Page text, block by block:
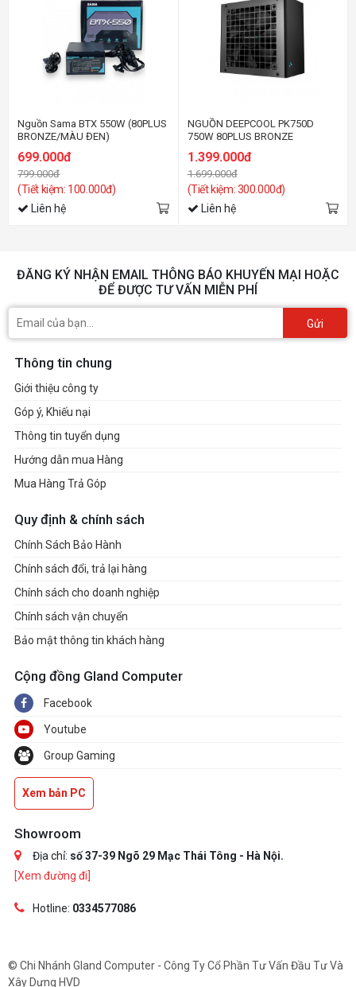
Nguồn Sama BTX 550W (80PLUS
BRONZE/MÀU ĐEN)
699.000đ
799.000đ
(Tiết kiệm: 100.000đ)
Liên hệ
NGUỒN DEEPCOOL PK750D
750W 80PLUS BRONZE
1.399.000đ
1.699.000đ
(Tiết kiệm: 300.000đ)
Liên hệ
ĐĂNG KÝ NHẬN EMAIL THÔNG BÁO KHUYẾN MẠI HOẶC
ĐỂ ĐƯỢC TƯ VẤN MIỄN PHÍ
Gửi
Thông tin chung
Giới thiệu công ty
Góp ý, Khiếu nại
Thông tin tuyển dụng
Hướng dẫn mua Hàng
Mua Hàng Trả Góp
Quy định & chính sách
Chính Sách Bảo Hành
Chính sách đổi, trả lại hàng
Chính sách cho doanh nghiệp
Chính sách vận chuyển
Bảo mật thông tin khách hàng
Cộng đồng Gland Computer
Facebook
Youtube
Group Gaming
Xem bản PC
Showroom
Địa chỉ: số 37-39 Ngõ 29 Mạc Thái Tông - Hà Nội.
[Xem đường đi]
Hotline: 0334577086
© Chi Nhánh Gland Computer - Công Ty Cổ Phần Tư Vấn Đầu Tư Và
Xây Dựng HVD